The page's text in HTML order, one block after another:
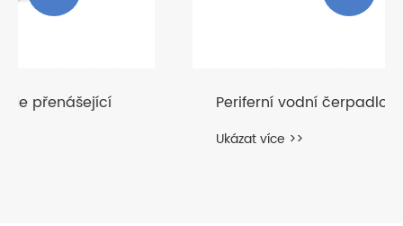
Periferní vodní čerpadlo QB-B